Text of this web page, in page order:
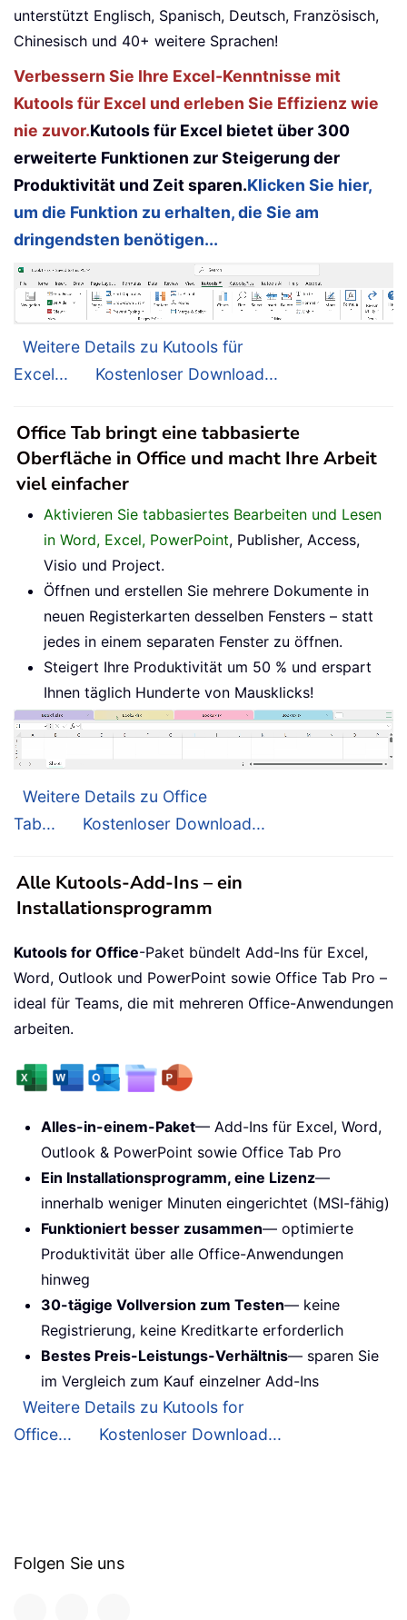
unterstützt Englisch, Spanisch, Deutsch, Französisch,
Chinesisch und 40+ weitere Sprachen!
Verbessern Sie Ihre Excel-Kenntnisse mit
Kutools für Excel und erleben Sie Effizienz wie
nie zuvor.Kutools für Excel bietet über 300
erweiterte Funktionen zur Steigerung der
Produktivität und Zeit sparen.Klicken Sie hier,
um die Funktion zu erhalten, die Sie am
dringendsten benötigen...
Weitere Details zu Kutools für
Excel...
Kostenloser Download...
Office Tab bringt eine tabbasierte
Oberfläche in Office und macht Ihre Arbeit
viel einfacher
Aktivieren Sie tabbasiertes Bearbeiten und Lesen
in Word, Excel, PowerPoint, Publisher, Access,
Visio und Project.
Öffnen und erstellen Sie mehrere Dokumente in
neuen Registerkarten desselben Fensters – statt
jedes in einem separaten Fenster zu öffnen.
Steigert Ihre Produktivität um 50 % und erspart
Ihnen täglich Hunderte von Mausklicks!
Weitere Details zu Office
Tab...
Kostenloser Download...
Alle Kutools-Add-Ins – ein
Installationsprogramm
Kutools for Office-Paket bündelt Add-Ins für Excel,
Word, Outlook und PowerPoint sowie Office Tab Pro –
ideal für Teams, die mit mehreren Office-Anwendungen
arbeiten.
Alles-in-einem-Paket— Add-Ins für Excel, Word,
Outlook & PowerPoint sowie Office Tab Pro
Ein Installationsprogramm, eine Lizenz—
innerhalb weniger Minuten eingerichtet (MSI-fähig)
Funktioniert besser zusammen— optimierte
Produktivität über alle Office-Anwendungen
hinweg
30-tägige Vollversion zum Testen— keine
Registrierung, keine Kreditkarte erforderlich
Bestes Preis-Leistungs-Verhältnis— sparen Sie
im Vergleich zum Kauf einzelner Add-Ins
Weitere Details zu Kutools for
Office...
Kostenloser Download...
Folgen Sie uns